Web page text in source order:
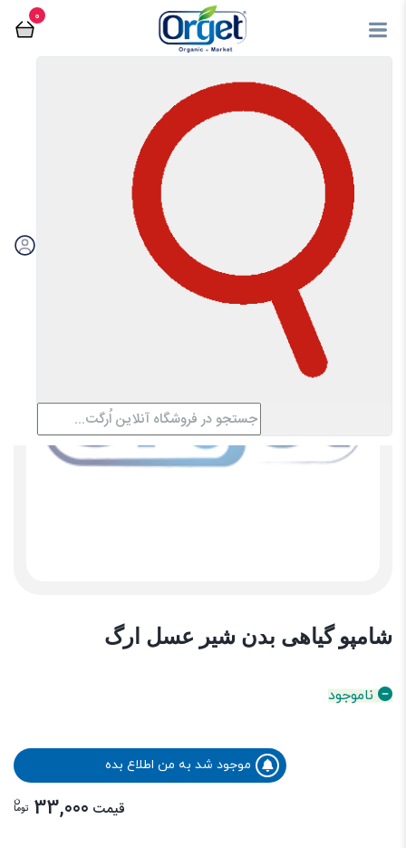
0
شامپو گیاهی بدن شیر عسل ارگ
ناموجود
موجود شد به من اطلاع بده
قیمت 33,000 توما
ن